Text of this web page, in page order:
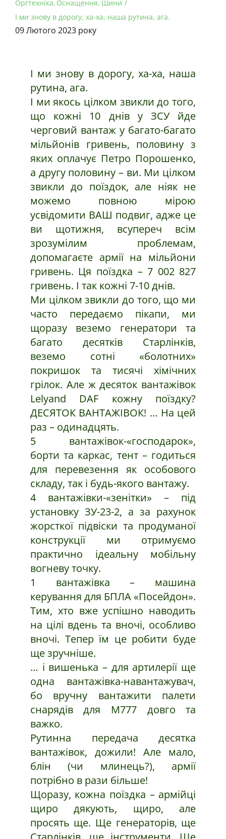
Оргтехніка Оснащення Шини
І ми знову в дорогу, ха-ха, наша рутина, ага.
09 Лютого 2023 року
І ми знову в дорогу, ха-ха, наша
рутина, ага.
І ми якось цілком звикли до того,
що кожні 10 днів у ЗСУ йде
черговий вантаж у багато-багато
мільйонів гривень, половину з
яких оплачує Петро Порошенко,
а другу половину – ви. Ми цілком
звикли до поїздок, але ніяк не
можемо повною мірою
усвідомити ВАШ подвиг, адже це
ви щотижня, всупереч всім
зрозумілим проблемам,
допомагаєте армії на мільйони
гривень. Ця поїздка – 7 002 827
гривень. І так кожні 7-10 днів.
Ми цілком звикли до того, що ми
часто передаємо пікапи, ми
щоразу веземо генератори та
багато десятків Старлінків,
веземо сотні «болотних»
покришок та тисячі хімічних
грілок. Але ж десяток вантажівок
Lelyand DAF кожну поїздку?
ДЕСЯТОК ВАНТАЖІВОК! … На цей
раз – одинадцять.
5 вантажівок-«господарок»,
борти та каркас, тент – годиться
для перевезення як особового
складу, так і будь-якого вантажу.
4 вантажівки-«зенітки» – під
установку ЗУ-23-2, а за рахунок
жорсткої підвіски та продуманої
конструкції ми отримуємо
практично ідеальну мобільну
вогневу точку.
1 вантажівка – машина
керування для БПЛА «Посейдон».
Тим, хто вже успішно наводить
на цілі вдень та вночі, особливо
вночі. Тепер їм це робити буде
ще зручніше.
… і вишенька – для артилерії ще
одна вантажівка-навантажувач,
бо вручну вантажити палети
снарядів для М777 довго та
важко.
Рутинна передача десятка
вантажівок, дожили! Але мало,
блін (чи млинець?), армії
потрібно в рази більше!
Щоразу, кожна поїздка – армійці
щиро дякують, щиро, але
просять ще. Ще генераторів, ще